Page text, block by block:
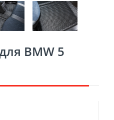
BMW 5